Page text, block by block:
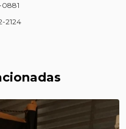
0881
2124